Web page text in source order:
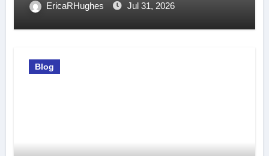
EricaRHughes Jul 31, 2026
Blog